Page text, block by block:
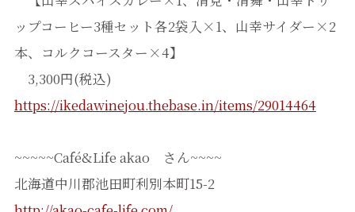
ップコーヒー3種セット各2袋入×1、山幸サイダー×2
本、コルクコースター×4】
3,300円(税込)
https://ikedawinejou.thebase.in/items/29014464
~~~~~Café&Life akao さん~~~~
北海道中川郡池田町利別本町15-2